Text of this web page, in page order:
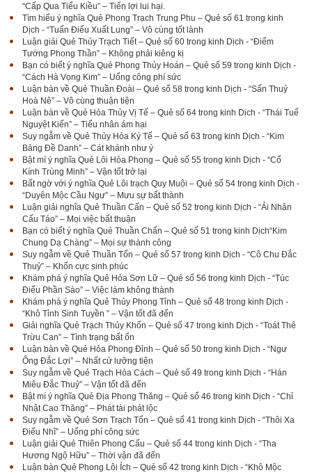
“Cấp Qua Tiểu Kiều” – Tiến lợi lui hại.
Tìm hiểu ý nghĩa Quẻ Phong Trạch Trung Phu – Quẻ số 61 trong kinh
Dịch - “Tuấn Điểu Xuất Lung” – Vô cùng tốt lành
Luận giải Quẻ Thủy Trạch Tiết – Quẻ số 60 trong kinh Dịch - “Điểm
Tướng Phong Thần” – Không phải kiêng kị
Bạn có biết ý nghĩa Quẻ Phong Thủy Hoán – Quẻ số 59 trong kinh Dịch -
“Cách Hà Vọng Kim” – Uổng công phí sức
Luận bàn về Quẻ Thuần Đoài – Quẻ số 58 trong kinh Dịch - “Sấn Thuỷ
Hoà Nê” – Vô cùng thuận tiện
Luận bàn về Quẻ Hỏa Thủy Vị Tế – Quẻ số 64 trong kinh Dịch - “Thái Tuế
Nguyệt Kiến” – Tiểu nhân ám hại
Suy ngẫm về Quẻ Thủy Hỏa Ký Tế – Quẻ số 63 trong kinh Dịch - “Kim
Bảng Đề Danh” – Cát khánh như ý
Bật mí ý nghĩa Quẻ Lôi Hỏa Phong – Quẻ số 55 trong kinh Dịch - “Cổ
Kính Trùng Minh” – Vận tốt trở lại
Bất ngờ với ý nghĩa Quẻ Lôi trạch Quy Muội – Quẻ số 54 trong kinh Dịch -
“Duyên Mộc Cầu Ngư” – Mưu sự bất thành
Luận giải nghĩa Quẻ Thuần Cấn – Quẻ số 52 trong kinh Dịch - “Ải Nhân
Cấu Táo” – Mọi việc bất thuận
Bạn có biết ý nghĩa Quẻ Thuần Chấn – Quẻ số 51 trong kinh Dịch“Kim
Chung Dạ Chàng” – Mọi sự thành công
Suy ngẫm về Quẻ Thuần Tốn – Quẻ số 57 trong kinh Dịch - “Cô Chu Đắc
Thuỷ” – Khốn cực sinh phúc
Khám phá ý nghĩa Quẻ Hỏa Sơn Lữ – Quẻ số 56 trong kinh Dịch - “Túc
Điểu Phần Sào” – Việc làm không thành
Khám phá ý nghĩa Quẻ Thủy Phong Tỉnh – Quẻ số 48 trong kinh Dịch -
“Khô Tỉnh Sinh Tuyền ” – Vận tốt đã đến
Giải nghĩa Quẻ Trạch Thủy Khốn – Quẻ số 47 trong kinh Dịch - “Toát Thê
Trừu Can” – Tình trạng bất ổn
Luận bàn về Quẻ Hỏa Phong Đỉnh – Quẻ số 50 trong kinh Dịch - “Ngư
Ông Đắc Lợi” – Nhất cử lưỡng tiện
Suy ngẫm về Quẻ Trạch Hỏa Cách – Quẻ số 49 trong kinh Dịch - “Hán
Miêu Đắc Thuỷ” – Vận tốt đã đến
Bật mí ý nghĩa Quẻ Địa Phong Thăng – Quẻ số 46 trong kinh Dịch - “Chỉ
Nhật Cao Thăng” – Phát tài phát lộc
Suy ngẫm về Quẻ Sơn Trạch Tổn – Quẻ số 41 trong kinh Dịch - “Thôi Xa
Điếu Nhĩ” – Uổng phí công sức
Luận giải Quẻ Thiên Phong Cấu – Quẻ số 44 trong kinh Dịch - “Tha
Hương Ngộ Hữu” – Thời vận đã đến
Luận bàn Quẻ Phong Lôi Ích – Quẻ số 42 trong kinh Dịch - “Khô Mộc